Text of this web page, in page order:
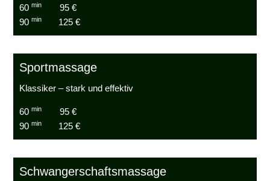
60min
95 €
90min 125 €
Sportmassage
Klassiker – stark und effektiv
60min
95 €
90min 125 €
Schwangerschaftsmassage